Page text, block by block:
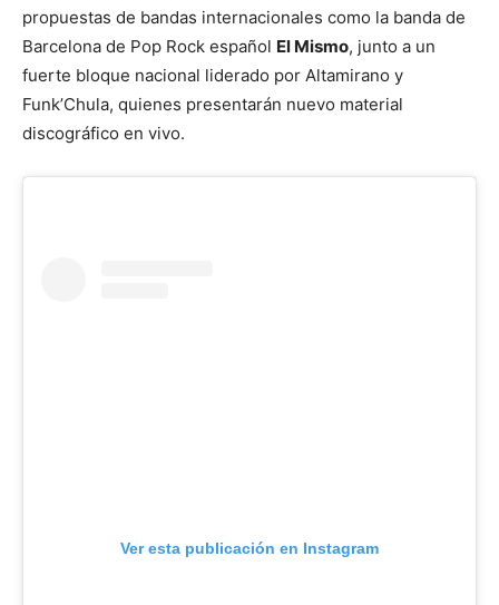
propuestas de bandas internacionales como la banda de
Barcelona de Pop Rock español El Mismo, junto a un
fuerte bloque nacional liderado por Altamirano y
Funk’Chula, quienes presentarán nuevo material
discográfico en vivo.
Ver esta publicación en Instagram